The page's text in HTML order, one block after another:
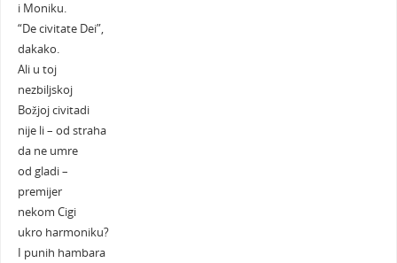
i Moniku.
“De civitate Dei”,
dakako.
Ali u toj
nezbiljskoj
Božjoj civitadi
nije li – od straha
da ne umre
od gladi –
premijer
nekom Cigi
ukro harmoniku?
I punih hambara